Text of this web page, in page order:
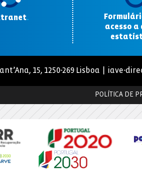
.
acesso a
15, 1250-269 Lisboa | iave-
POLÍTICA DE